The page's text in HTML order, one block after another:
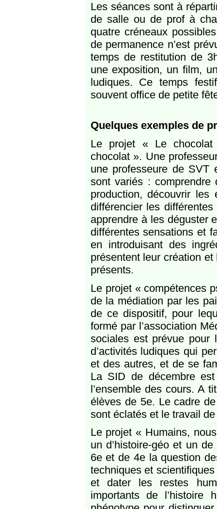
Les séances sont à
de salle ou de prof à
quatre créneaux
de permanence n’est
temps de restitution de
une exposition, un film,
ludiques. Ce temps
souvent office de petite
Quelques exemples de
Le projet « Le
chocolat ». Une
une professeure de
sont variés :
production, découvrir
différencier les
apprendre à les déguster
différentes sensations et
en introduisant des
présentent leur création
présents.
Le projet « compétences
de la médiation par les
de ce dispositif, pour
formé par l’association
sociales est prévue pour
d’activités ludiques qui
et des autres, et de se
La SID de décembre est
l’ensemble des cours. A
élèves de 5e. Le cadre
sont éclatés et le travail
Le projet « Humains,
un d’histoire-géo et un
6e et de 4e la question
techniques et
et dater les restes
importants de l’histoire